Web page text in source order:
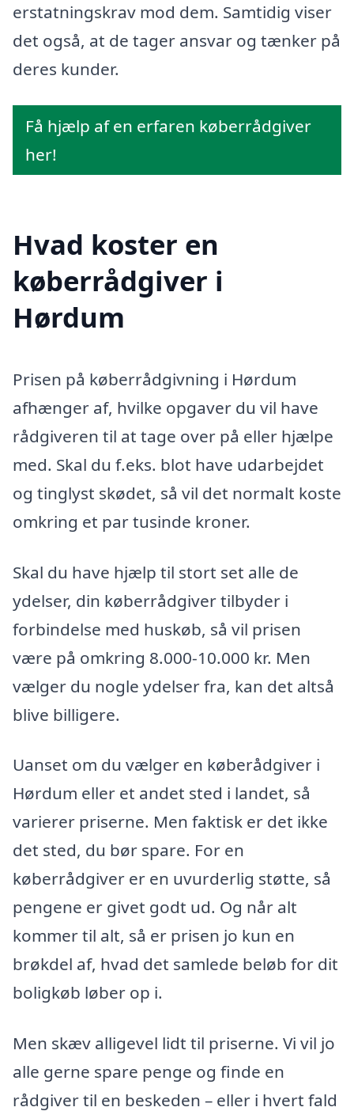
erstatningskrav mod dem. Samtidig viser
det også, at de tager ansvar og tænker på
deres kunder.
Få hjælp af en erfaren køberrådgiver
her!
Hvad koster en
køberrådgiver i
Hørdum
Prisen på køberrådgivning i Hørdum
afhænger af, hvilke opgaver du vil have
rådgiveren til at tage over på eller hjælpe
med. Skal du f.eks. blot have udarbejdet
og tinglyst skødet, så vil det normalt koste
omkring et par tusinde kroner.
Skal du have hjælp til stort set alle de
ydelser, din køberrådgiver tilbyder i
forbindelse med huskøb, så vil prisen
være på omkring 8.000-10.000 kr. Men
vælger du nogle ydelser fra, kan det altså
blive billigere.
Uanset om du vælger en køberådgiver i
Hørdum eller et andet sted i landet, så
varierer priserne. Men faktisk er det ikke
det sted, du bør spare. For en
køberrådgiver er en uvurderlig støtte, så
pengene er givet godt ud. Og når alt
kommer til alt, så er prisen jo kun en
brøkdel af, hvad det samlede beløb for dit
boligkøb løber op i.
Men skæv alligevel lidt til priserne. Vi vil jo
alle gerne spare penge og finde en
rådgiver til en beskeden – eller i hvert fald